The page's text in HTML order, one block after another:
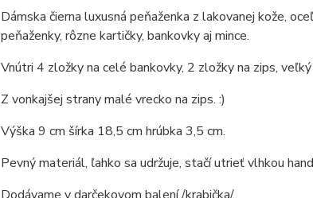
Dámska čierna luxusná peňaženka z lakovanej kože,
peňaženky, rôzne kartičky, bankovky aj mince.
Vnútri 4 zložky na celé bankovky, 2 zložky na zips,
Z vonkajšej strany malé vrecko na zips. :)
Výška 9 cm šírka 18,5 cm hrúbka 3,5 cm.
Pevný materiál, ľahko sa udržuje, stačí utrieť vlhkou